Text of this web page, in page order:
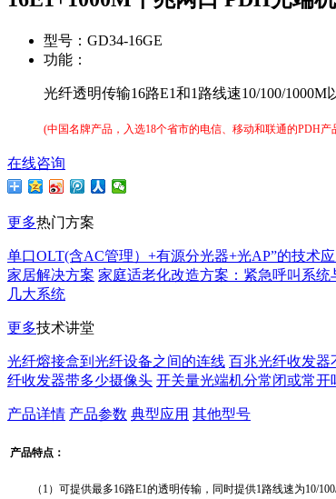
型号： GD34-16GE
功能：
光纤透明传输16路E1和1路线速10/100/1000M
(中国名牌产品，入选18个省市的电信、移动和联通的PDH产
在线咨询
更多热门方案
单口OLT(含AC管理）+有源分光器+光AP”的技术
家居解决方案 家庭适老化改造方案：紧急呼叫系统
几大系统
更多技术讲堂
光纤熔接盒到光纤设备之间的连线 百兆光纤收发器
纤收发器带多少摄像头 开关量光端机分常闭或常开
产品详情 产品参数 典型应用 其他型号
产品特点：
（1）可提供最多16路E1的透明传输，同时提供1路线速为10/